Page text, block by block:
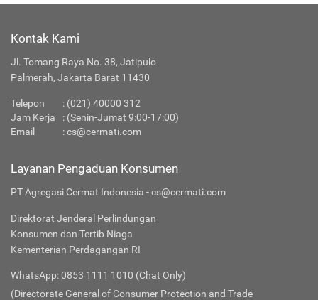
Kontak Kami
Jl. Tomang Raya No. 38, Jatipulo
Palmerah, Jakarta Barat 11430
Telepon : (021) 40000 312
Jam Kerja
: (Senin-Jumat 9:00-17:00)
Email
:cs@cermati.com
Layanan Pengaduan Konsumen
PT Agregasi Cermat Indonesia - cs@cermati.com
Direktorat Jenderal Perlindungan
Konsumen dan Tertib Niaga
Kementerian Perdagangan RI
WhatsApp: 0853 1111 1010 (Chat Only)
(Directorate General of Consumer Protection and Trade